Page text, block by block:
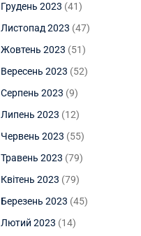
Грудень 2023 (41)
Листопад 2023 (47)
Жовтень 2023 (51)
Вересень 2023 (52)
Серпень 2023 (9)
Липень 2023 (12)
Червень 2023 (55)
Травень 2023 (79)
Квітень 2023 (79)
Березень 2023 (45)
Лютий 2023 (14)